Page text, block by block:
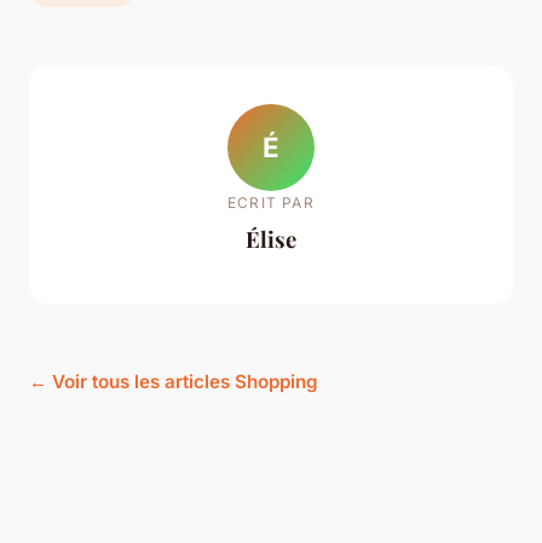
É
ECRIT PAR
Élise
← Voir tous les articles Shopping